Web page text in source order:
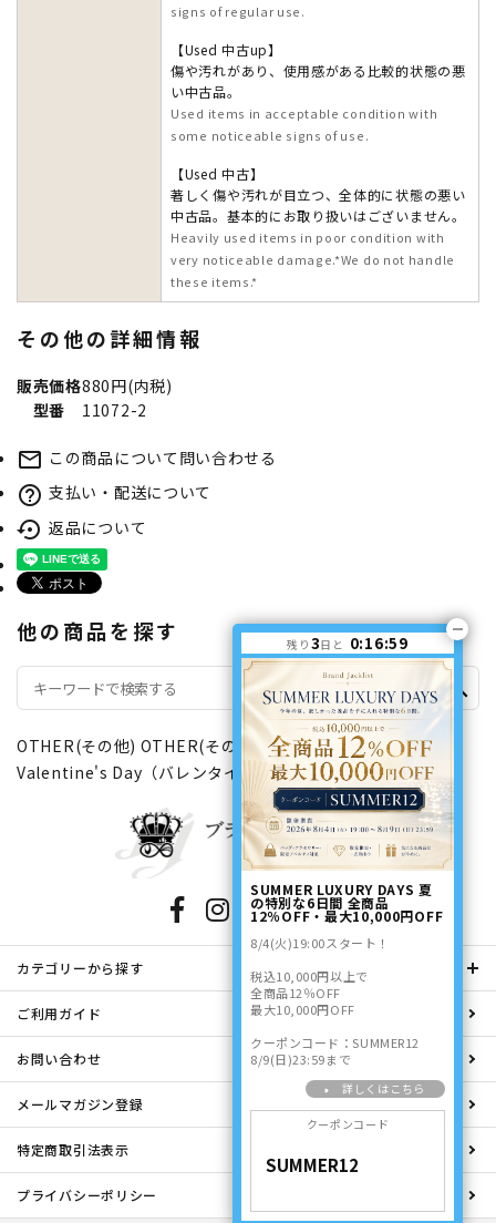
signs of regular use.
【Used 中古up】
傷や汚れがあり、使用感がある比較的状態の悪
い中古品。
Used items in acceptable condition with
some noticeable signs of use.
【Used 中古】
著しく傷や汚れが目立つ、全体的に状態の悪い
中古品。基本的にお取り扱いはございません。
Heavily used items in poor condition with
very noticeable damage.*We do not handle
these items.*
その他の詳細情報
販売価格880円(内税)
型番
11072-2
mail_outline この商品について問い合わせる
help_outline 支払い・配送について
settings_backup_restore 返品について
他の商品を探す
search
OTHER(その他) OTHER(その他) 文具＆ラッピング
Valentine's Day（バレンタインデー特集）
カテゴリーから探す
ご利用ガイド
お問い合わせ
メールマガジン登録
特定商取引法表示
プライバシーポリシー
残り 3日と 0:16:59
SUMMER LUXURY DAYS 夏
の特別な6日間 全商品
12％OFF・最大10,000円OFF
8/4(火)19:00スタート！
税込10,000円以上で
全商品12％OFF
最大10,000円OFF
クーポンコード：SUMMER12
8/9(日)23:59まで
詳しくはこちら
クーポンコード